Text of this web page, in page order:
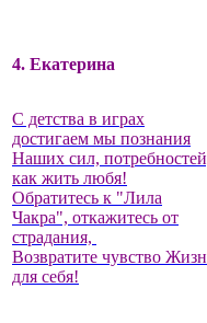
4. Екатерина
С детства в играх
достигаем мы познания
Наших сил,
как жить любя!
Обратитесь к "Лила
Чакра", откажитесь от
страдания,
Возвратите чувство
для себя!